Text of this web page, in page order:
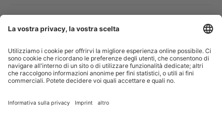
siamo pronti a spostare le montagne. E voi?